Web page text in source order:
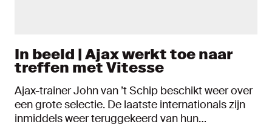
In beeld | Ajax werkt toe naar
treffen met Vitesse
Ajax-trainer John van ’t Schip beschikt weer over
een grote selectie. De laatste internationals zijn
inmiddels weer teruggekeerd van hun